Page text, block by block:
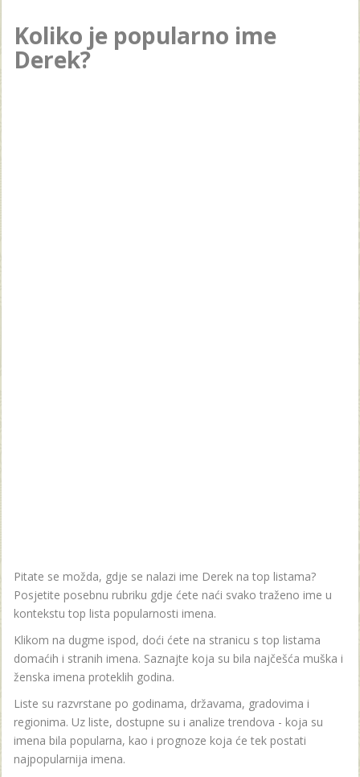
Koliko je popularno ime
Derek?
Pitate se možda, gdje se nalazi ime Derek na top listama?
Posjetite posebnu rubriku gdje ćete naći svako traženo ime u
kontekstu top lista popularnosti imena.
Klikom na dugme ispod, doći ćete na stranicu s top listama
domaćih i stranih imena. Saznajte koja su bila najčešća muška i
ženska imena proteklih godina.
Liste su razvrstane po godinama, državama, gradovima i
regionima. Uz liste, dostupne su i analize trendova - koja su
imena bila popularna, kao i prognoze koja će tek postati
najpopularnija imena.